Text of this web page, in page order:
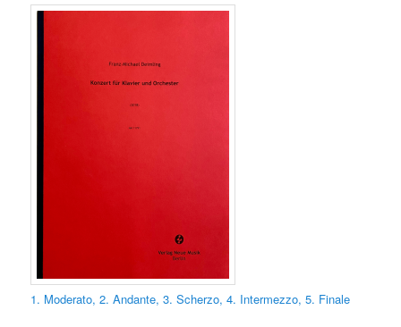
1. Moderato, 2. Andante, 3. Scherzo, 4. Intermezzo, 5. Finale